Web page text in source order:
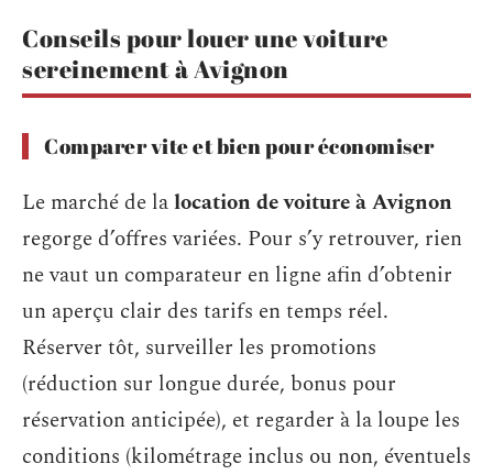
Conseils pour louer une voiture
sereinement à Avignon
Comparer vite et bien pour économiser
Le marché de lalocation de voiture à Avignon
regorge d’offres variées. Pour s’y retrouver, rien
ne vaut un comparateur en ligne afin d’obtenir
un aperçu clair des tarifs en temps réel.
Réserver tôt, surveiller les promotions
(réduction sur longue durée, bonus pour
réservation anticipée), et regarder à la loupe les
conditions (kilométrage inclus ou non, éventuels